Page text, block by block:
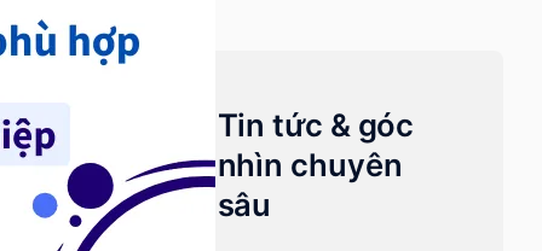
Tin tức & góc
nhìn chuyên
sâu